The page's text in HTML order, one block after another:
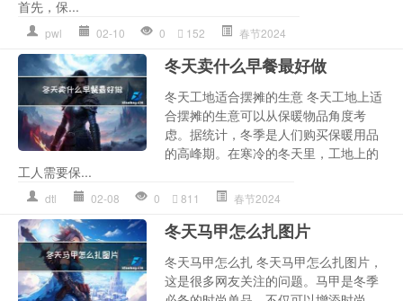
首先，保...
pwl 02-10 0 152 春节2024
冬天卖什么早餐最好做
冬天工地适合摆摊的生意 冬天工地上适
合摆摊的生意可以从保暖物品角度考
虑。据统计，冬季是人们购买保暖用品
的高峰期。在寒冷的冬天里，工地上的
工人需要保...
dtl 02-08 0 811 春节2024
冬天马甲怎么扎图片
冬天马甲怎么扎 冬天马甲怎么扎图片，
这是很多网友关注的问题。马甲是冬季